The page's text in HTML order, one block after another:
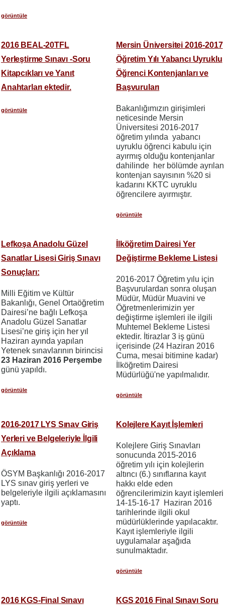
görüntüle
2016 BEAL-20TFL
Yerleştirme Sınavı -Soru
Kitapcıkları ve Yanıt
Anahtarları ektedir.
görüntüle
Mersin Üniversitei 2016-2017
Öğretim Yılı Yabancı Uyruklu
Öğrenci Kontenjanları ve
Başvuruları
Bakanlığımızın girişimleri
neticesinde Mersin
Üniversitesi 2016-2017
öğretim yılında yabancı
uyruklu öğrenci kabulu için
ayırmış olduğu kontenjanlar
dahilinde her bölümde ayrılan
kontenjan sayısının %20 si
kadarını KKTC uyruklu
öğrencilere ayırmıştır.
görüntüle
Lefkoşa Anadolu Güzel
Sanatlar Lisesi Giriş Sınavı
Sonuçları:
Milli Eğitim ve Kültür
Bakanlığı, Genel Ortaöğretim
Dairesi’ne bağlı Lefkoşa
Anadolu Güzel Sanatlar
Lisesi’ne giriş için her yıl
Haziran ayında yapılan
Yetenek sınavlarının birincisi
23 Haziran 2016 Perşembe
günü yapıldı.
görüntüle
İlköğretim Dairesi Yer
Değiştirme Bekleme Listesi
2016-2017 Öğretim yılu için
Başvurulardan sonra oluşan
Müdür, Müdür Muavini ve
Öğretmenlerimizin yer
değiştirme işlemleri ile ilgili
Muhtemel Bekleme Listesi
ektedir. İtirazlar 3 iş günü
içerisinde (24 Haziran 2016
Cuma, mesai bitimine kadar)
İlköğretim Dairesi
Müdürlüğü'ne yapılmalıdır.
görüntüle
2016-2017 LYS Sınav Giriş
Yerleri ve Belgeleriyle İlgili
Açıklama
ÖSYM Başkanlığı 2016-2017
LYS sınav giriş yerleri ve
belgeleriyle ilgili açıklamasını
yaptı.
görüntüle
Kolejlere Kayıt İşlemleri
Kolejlere Giriş Sınavları
sonucunda 2015-2016
öğretim yılı için kolejlerin
altıncı (6.) sınıflarına kayıt
hakkı elde eden
öğrencilerimizin kayıt işlemleri
14-15-16-17 Haziran 2016
tarihlerinde ilgili okul
müdürlüklerinde yapılacaktır.
Kayıt işlemleriyle ilgili
uygulamalar aşağıda
sunulmaktadır.
görüntüle
2016 KGS-Final Sınavı
KGS 2016 Final Sınavı Soru